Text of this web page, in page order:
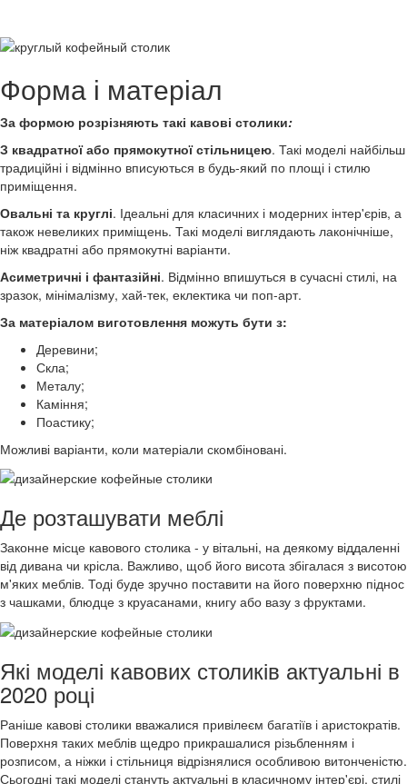
Форма і матеріал
За формою розрізняють такі кавові столики:
З квадратної або прямокутної стільницею. Такі моделі найбільш
традиційні і відмінно вписуються в будь-який по площі і стилю
приміщення.
Овальні та круглі. Ідеальні для класичних і модерних інтер'єрів, а
також невеликих приміщень. Такі моделі виглядають лаконічніше,
ніж квадратні або прямокутні варіанти.
Асиметричні і фантазійні. Відмінно впишуться в сучасні стилі, на
зразок, мінімалізму, хай-тек, еклектика чи поп-арт.
За матеріалом виготовлення можуть бути з:
Деревини;
Скла;
Металу;
Каміння;
Поастику;
Можливі варіанти, коли матеріали скомбіновані.
Де розташувати меблі
Законне місце кавового столика - у вітальні, на деякому віддаленні
від дивана чи крісла. Важливо, щоб його висота збігалася з висотою
м'яких меблів. Тоді буде зручно поставити на його поверхню піднос
з чашками, блюдце з круасанами, книгу або вазу з фруктами.
Які моделі кавових столиків актуальні в
2020 році
Раніше кавові столики вважалися привілеєм багатіїв і аристократів.
Поверхня таких меблів щедро прикрашалися різьбленням і
розписом, а ніжки і стільниця відрізнялися особливою витонченістю.
Сьогодні такі моделі стануть актуальні в класичному інтер'єрі, стилі